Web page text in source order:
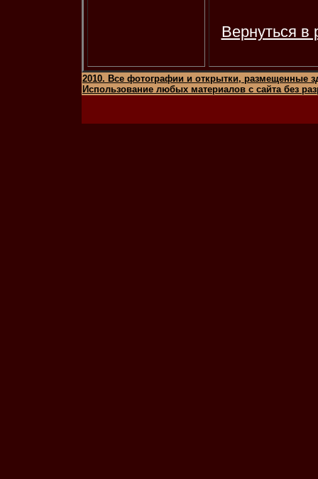
Вернуться
2010. Все фотографии и открытки, размещенные
Использование любых материалов с сайта без